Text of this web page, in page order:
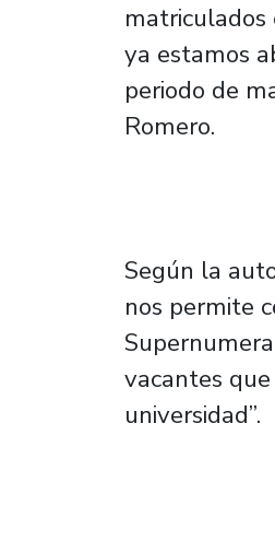
matriculados
ya estamos
periodo de
Romero.
Según la
nos permite
vacantes
universidad”.